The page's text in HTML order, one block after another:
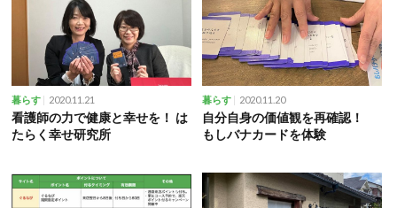
暮らす 2020.11.21
看護師の力で健康と幸せを！ は
たらく幸せ研究所
暮らす 2020.11.20
自分自身の価値観を再確認！
もしバナカードを体験